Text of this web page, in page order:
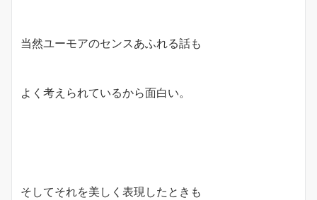
当然ユーモアのセンスあふれる話も
よく考えられているから面白い。
そしてそれを美しく表現したときも